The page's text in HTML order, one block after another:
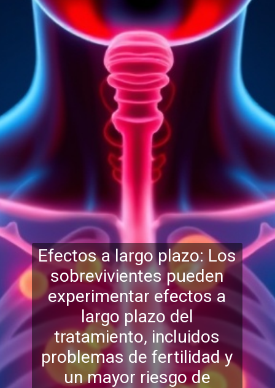
Efectos a largo plazo: Los
sobrevivientes pueden
experimentar efectos a
largo plazo del
tratamiento, incluidos
problemas de fertilidad y
un mayor riesgo de